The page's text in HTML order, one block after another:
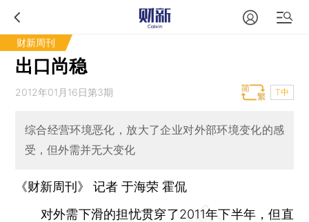
财新周刊
出口尚稳
2012年01月16日第3期 T中
综合经营环境恶化，放大了企业对外部环境变化的感
受，但外需并无大变化
《财新周刊》 记者于海荣 霍侃
对外需下滑的担忧贯穿了2011年下半年，但直